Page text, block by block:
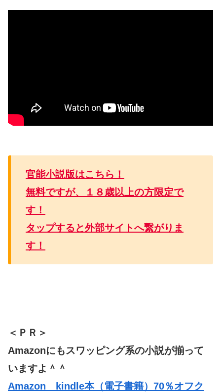
官能小説版はこちら！
無料ですが、１８歳以上の方限定で
す！
タップすると外部サイトへ繋がりま
す！
＜ＰＲ＞
Amazonにもスワッピング系の小説が揃って
いますよ＾＾
Amazon kindle本（電子書籍）70％オフク